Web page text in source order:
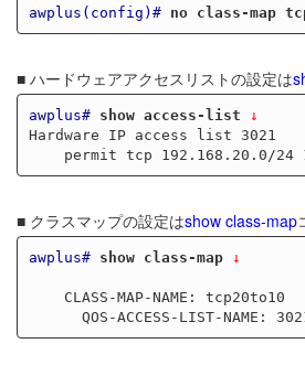
awplus(config)# no class-map
■ ハードウェアアクセスリストの設定は
awplus# show access-list ↓
Hardware IP access list 3021
■ クラスマップの設定はshow class-map
awplus# show class-map ↓